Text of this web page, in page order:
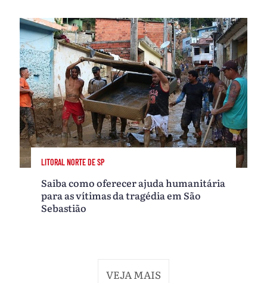
LITORAL NORTE DE SP
Saiba como oferecer ajuda humanitária
para as vítimas da tragédia em São
Sebastião
VEJA MAIS